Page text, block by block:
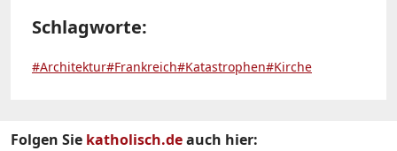
Schlagworte:
#Architektur#Frankreich#Katastrophen#Kirche
Folgen Sie katholisch.deauch hier: